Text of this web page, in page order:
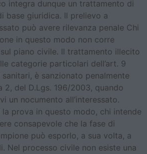
integra dunque un trattamento di
base giuridica. Il prelievo a
può avere rilevanza penale Chi
in questo modo non corre
piano civile. Il trattamento illecito
categorie particolari dell’art. 9
è sanzionato penalmente
2, del D.Lgs. 196/2003, quando
un nocumento all’interessato.
prova in questo modo, chi intende
consapevole che la fase di
può esporlo, a sua volta, a
Nel processo civile non esiste una